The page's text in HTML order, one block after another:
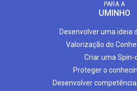
PARA A
UMINHO
Desenvolver uma ideia
Valorização do
Criar uma
Proteger o
Desenvolver